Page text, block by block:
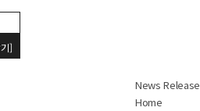
News Release
Home
]